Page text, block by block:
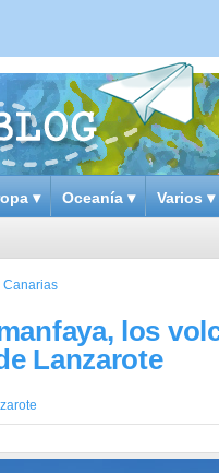
▾ Oceanía ▾ Varios ▾
Canarias
los
Lanzarote